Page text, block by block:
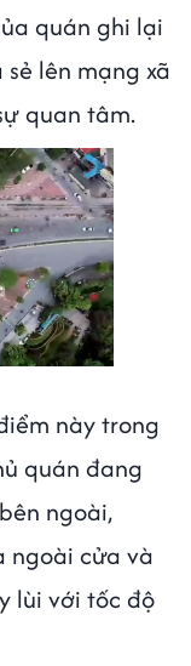
quán ghi lại
lên mạng xã
quan tâm.
này trong
quán đang
ngoài,
ngoài cửa và
lùi với tốc độ